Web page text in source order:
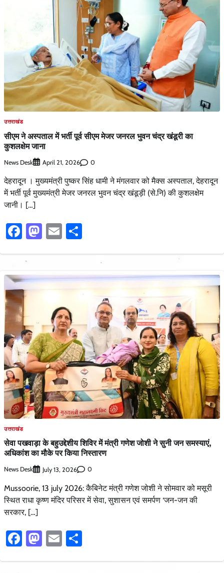
उत्तराखंड
सीएम ने अस्पताल में भर्ती पूर्व सीएम मेजर जनरल भुवन चंद्र खंडूरी का
कुशलक्षेम जाना
News Desk April 21, 2026 0
देहरादून । मुख्यमंत्री पुष्कर सिंह धामी ने मंगलवार को मैक्स अस्पताल, देहरादून
में भर्ती पूर्व मुख्यमंत्री मेजर जनरल भुवन चंद्र खंडूड़ी (से.नि) की कुशलक्षेम
जानी। […]
Facebook
Mastodon
Email
उत्तराखंड
सेवा पखवाड़ा के बहुउद्देशीय शिविर में मंत्री गणेश जोशी ने सुनी जन समस्याएं,
अधिकांश का मौके पर किया निस्तारण
News Desk July 13, 2026 0
Mussoorie, 13 july 2026: कैबिनेट मंत्री गणेश जोशी ने सोमवार को मसूरी
स्थित राधा कृष्ण मंदिर परिसर में सेवा, सुशासन एवं समर्पण ‘जन-जन की
सरकार, […]
Facebook
Mastodon
Email